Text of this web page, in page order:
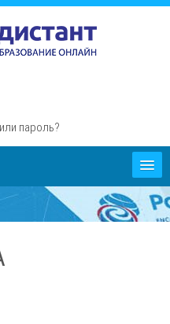
пароль?